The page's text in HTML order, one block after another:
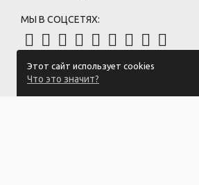
Этот сайт использует cookies
Что это значит?
МЫ В СОЦСЕТЯХ:
ПОДПИСАТЬСЯ НА РАССЫЛКУ